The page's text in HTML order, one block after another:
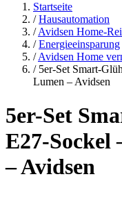
Angebote
Startseite
/ Hausautomation
/ Avidsen Home-
/ Energieeinsparung
/ Avidsen Home
/ 5er-Set Smart-
Lumen – Avidsen
5er-Set
E27-Sockel
– Avidsen